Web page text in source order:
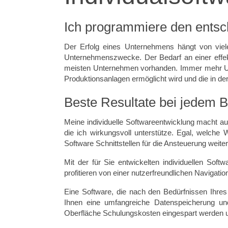
Ich programmiere den
Der Erfolg eines Unternehmens hängt von
Unternehmenszwecke. Der Bedarf an einer
meisten Unternehmen vorhanden. Immer mehr
Produktionsanlagen ermöglicht wird und die in
Beste Resultate bei jedem
Meine individuelle Softwareentwicklung macht
die ich wirkungsvoll unterstütze. Egal, welche
Software Schnittstellen für die Ansteuerung
Mit der für Sie entwickelten individuellen
profitieren von einer nutzerfreundlichen
Eine Software, die nach den Bedürfnissen
Ihnen eine umfangreiche Datenspeicherung
Oberfläche Schulungskosten eingespart werden